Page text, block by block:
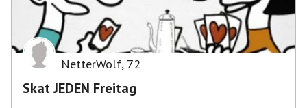
NetterWolf, 72
Skat JEDEN Freitag